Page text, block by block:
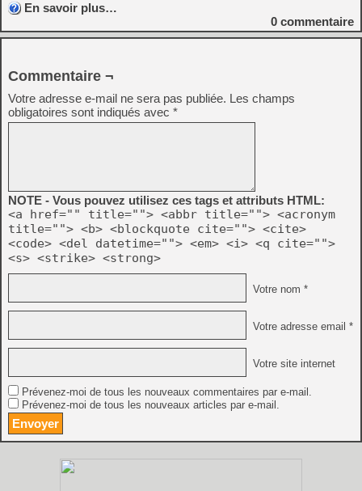
En savoir plus…
0 commentaire
Commentaire ¬
Votre adresse e-mail ne sera pas publiée. Les champs
obligatoires sont indiqués avec *
NOTE - Vous pouvez utilisez ces tags et attributs HTML:
<a href="" title=""> <abbr title=""> <acronym
title=""> <b> <blockquote cite=""> <cite>
<code> <del datetime=""> <em> <i> <q cite="">
<s> <strike> <strong>
Votre nom *
Votre adresse email *
Votre site internet
Prévenez-moi de tous les nouveaux commentaires par e-mail.
Prévenez-moi de tous les nouveaux articles par e-mail.